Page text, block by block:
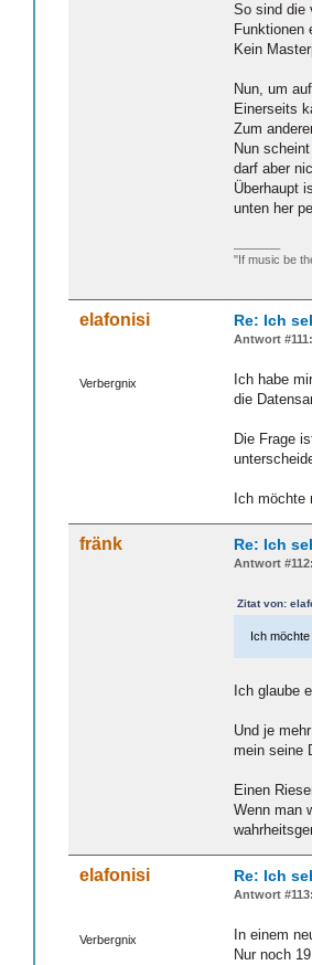
So sind die
Funktionen
Kein
Nun, um
Einerseits
Zum
Nun
darf aber
Überhaupt
unten her
"If music be
William
elafonisi
Verbergnix
Re: Ich
Antwort
Ich habe
die
Die Frage
Ich möchte
fränk Re: Ich
Antwort
Zitat von:
Ich
Ich glaube
Und je
mein seine
Einen
Wenn man
elafonisi
Verbergnix
Re: Ich
Antwort
In einem
Nur noch